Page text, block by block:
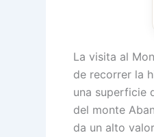
La visita al
de recorrer la
una superficie
del monte
da un alto